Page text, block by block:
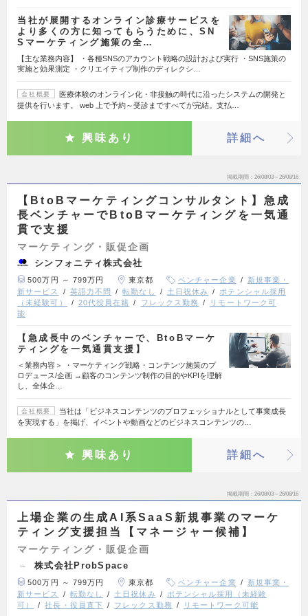
当社が展開するオンライン診療サービスを
より多くの方に知ってもらうために、SN
Sマーケティング施策の全…
【主な業務内容】 ・各種SNSのアカウント戦略の設計および実行 ・SNS施策の
実施と効果測定 ・クリエイティブ制作のディレクシ…
会社概要
医療体験のオンライン化・非接触の時代に沿ったシステムの開発と
提供を行います。 web 上で予約～受診まですべてが完結。支払…
興味あり 詳細へ
掲載期間 26/08/03～26/08/16
【BtoBマーケティングコンサルタント】急成
長ベンチャーでBtoBマーケティングを一気通
貫で支援
マーケティング・販促企画
シンフォニティ株式会社
500万円 ～ 799万円 東京都 ベンチャー企業
新規事業・
新サービス
英語力不問 転勤なし 土日祝休み
ポテンシャル採用
（未経験可）
20代役員在籍 フレックス勤務
リモートワーク可
能
【急成長中のベンチャーで、BtoBマーケ
ティングを一気通貫支援】
＜業務内容＞ ・マーケティング戦略・コンテンツ施策のプ
ロデュース/企画 →顧客のコンテンツ制作の目的やKPIを理解
し、全体企…
会社概要
当社は「ビジネスコンテンツのプロフェッショナルとして事業成長
を実現する」を掲げ、イベントや動画などのビジネスコンテンツの…
興味あり 詳細へ
掲載期間 26/08/03～26/08/16
上場企業の生成AI系SaaS新規事業のマーケ
ティング支援担当【マネージャー候補】
マーケティング・販促企画
株式会社ProbSpace
500万円 ～ 799万円 東京都 ベンチャー企業
新規事業・
新サービス
転勤なし 土日祝休み
ポテンシャル採用（未経験
可）
社長・役員直下 フレックス勤務 リモートワーク可能